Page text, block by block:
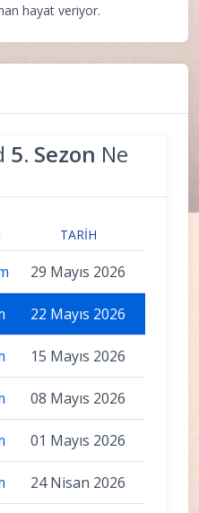
hayat veriyor.
5. Sezon Ne
TARIH
29 Mayıs 2026
22 Mayıs 2026
15 Mayıs 2026
08 Mayıs 2026
01 Mayıs 2026
24 Nisan 2026